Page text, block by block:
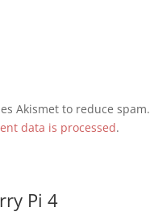
Akismet to reduce spam.
data is processed.
Pi 4